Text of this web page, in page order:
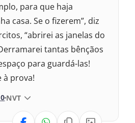
para que haja
casa. Se o fizerem”, diz
“abrirei as janelas do
tantas bênçãos
para guardá-las!
à prova!
VERSÃO DA BÍBLIA
NVT